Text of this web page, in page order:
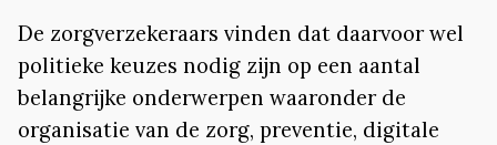
De zorgverzekeraars vinden dat daarvoor wel
politieke keuzes nodig zijn op een aantal
belangrijke onderwerpen waaronder de
organisatie van de zorg, preventie, digitale